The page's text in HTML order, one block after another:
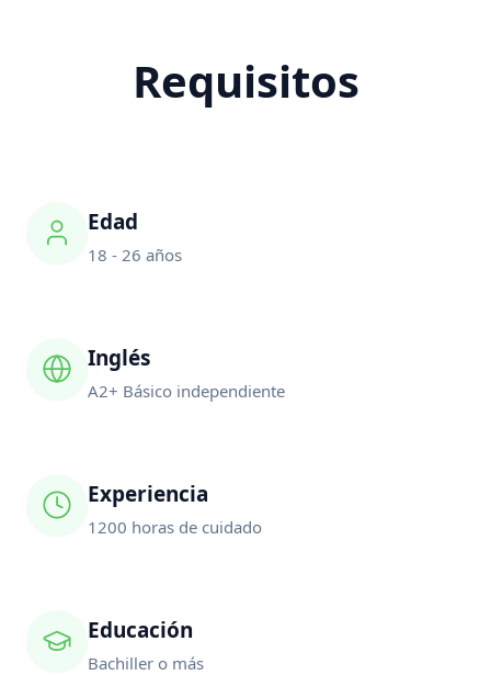
Requisitos
Edad
18 - 26 años
Inglés
A2+ Básico independiente
Experiencia
1200 horas de cuidado
Educación
Bachiller o más